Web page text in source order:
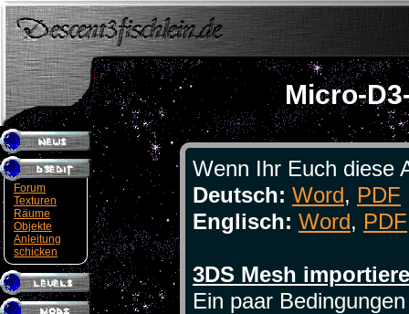
Forum
Texturen
Räume
Objekte
Anleitung
schicken
Micro-
Wenn Ihr Euch diese
Deutsch: Word, PDF
Englisch: Word, PDF
3DS Mesh
Ein paar